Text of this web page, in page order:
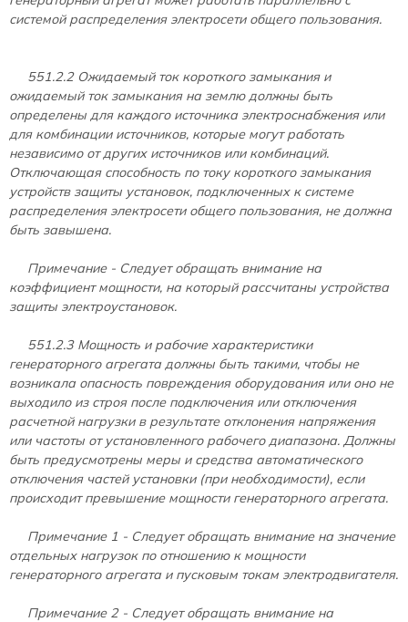
системой распределения электросети общего пользования.
551.2.2 Ожидаемый ток короткого замыкания и
ожидаемый ток замыкания на землю должны быть
определены для каждого источника электроснабжения или
для комбинации источников, которые могут работать
независимо от других источников или комбинаций.
Отключающая способность по току короткого замыкания
устройств защиты установок, подключенных к системе
распределения электросети общего пользования, не должна
быть завышена.
Примечание - Следует обращать внимание на
коэффициент мощности, на который рассчитаны устройства
защиты электроустановок.
551.2.3 Мощность и рабочие характеристики
генераторного агрегата должны быть такими, чтобы не
возникала опасность повреждения оборудования или оно не
выходило из строя после подключения или отключения
расчетной нагрузки в результате отклонения напряжения
или частоты от установленного рабочего диапазона. Должны
быть предусмотрены меры и средства автоматического
отключения частей установки (при необходимости), если
происходит превышение мощности генераторного агрегата.
Примечание 1 - Следует обращать внимание на значение
отдельных нагрузок по отношению к мощности
генераторного агрегата и пусковым токам электродвигателя.
Примечание 2 - Следует обращать внимание на